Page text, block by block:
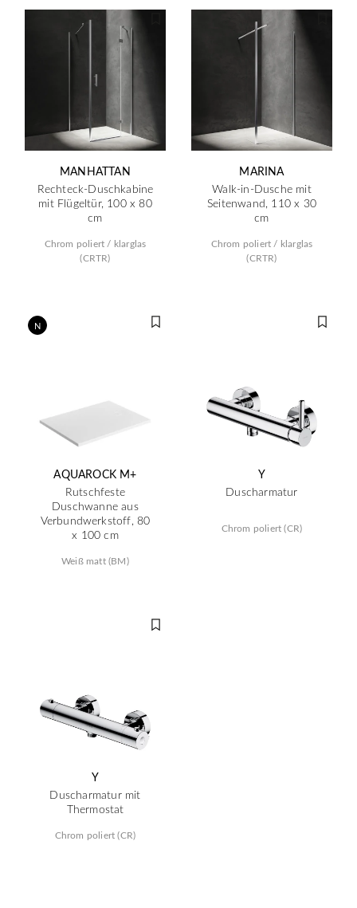
MANHATTAN
Rechteck-Duschkabine
mit Flügeltür, 100 x 80
cm
Chrom poliert / klarglas
(CRTR)
MARINA
Walk-in-Dusche mit
Seitenwand, 110 x 30
cm
Chrom poliert / klarglas
(CRTR)
N
AQUAROCK M+
Rutschfeste
Duschwanne aus
Verbundwerkstoff, 80
x 100 cm
Weiß matt (BM)
Y
Duscharmatur
Chrom poliert (CR)
Y
Duscharmatur mit
Thermostat
Chrom poliert (CR)